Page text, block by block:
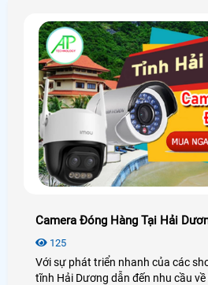
Camera Đóng Hàng Tại Hải
125
Với sự phát triển nhanh của các
tĩnh Hải Dương dẫn đến nhu cầu về